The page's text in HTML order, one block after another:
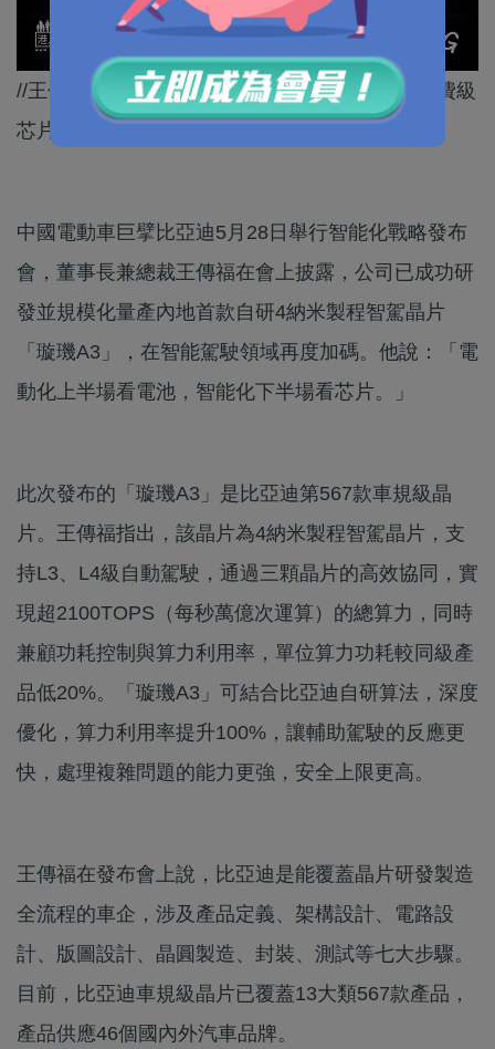
//王傳福形容，「4納米車規級智駕芯片相當於消費級
芯片的2納米，難度很大」。//
中國電動車巨擘比亞迪5月28日舉行智能化戰略發布
會，董事長兼總裁王傳福在會上披露，公司已成功研
發並規模化量產內地首款自研4納米製程智駕晶片
「璇璣A3」，在智能駕駛領域再度加碼。他說：「電
動化上半場看電池，智能化下半場看芯片。」
此次發布的「璇璣A3」是比亞迪第567款車規級晶
片。王傳福指出，該晶片為4納米製程智駕晶片，支
持L3、L4級自動駕駛，通過三顆晶片的高效協同，實
現超2100TOPS（每秒萬億次運算）的總算力，同時
兼顧功耗控制與算力利用率，單位算力功耗較同級產
品低20%。「璇璣A3」可結合比亞迪自研算法，深度
優化，算力利用率提升100%，讓輔助駕駛的反應更
快，處理複雜問題的能力更強，安全上限更高。
王傳福在發布會上說，比亞迪是能覆蓋晶片研發製造
全流程的車企，涉及產品定義、架構設計、電路設
計、版圖設計、晶圓製造、封裝、測試等七大步驟。
目前，比亞迪車規級晶片已覆蓋13大類567款產品，
產品供應46個國內外汽車品牌。